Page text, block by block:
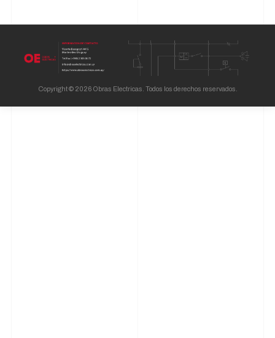
Copyright © 2026 Obras Electricas. Todos los derechos reservados.